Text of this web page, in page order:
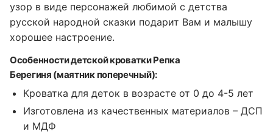
узор в виде персонажей любимой с детства
русской народной сказки подарит Вам и малышу
хорошее настроение.
Особенности детской кроватки Репка
Берегиня (маятник поперечный):
Кроватка для деток в возрасте от 0 до 4-5 лет
Изготовлена из качественных материалов – ДСП
и МДФ